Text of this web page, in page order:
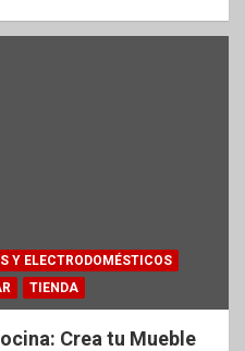
Y ELECTRODOMÉSTICOS
TIENDA
Crea tu Mueble